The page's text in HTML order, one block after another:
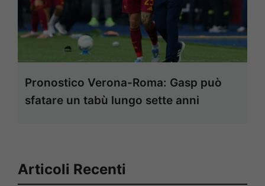
Pronostico Verona-Roma: Gasp può
sfatare un tabù lungo sette anni
Articoli Recenti